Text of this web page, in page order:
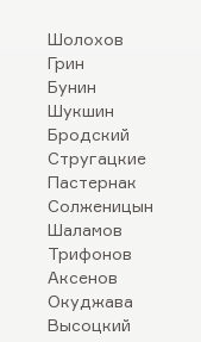
Шолохов
Грин
Бунин
Шукшин
Бродский
Стругацкие
Пастернак
Солженицын
Шаламов
Трифонов
Аксенов
Окуджава
Высоцкий